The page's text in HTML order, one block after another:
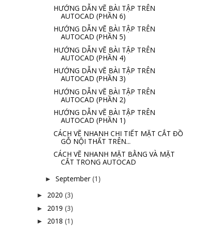
HƯỚNG DẪN VẼ BÀI TẬP TRÊN
AUTOCAD (PHẦN 6)
HƯỚNG DẪN VẼ BÀI TẬP TRÊN
AUTOCAD (PHẦN 5)
HƯỚNG DẪN VẼ BÀI TẬP TRÊN
AUTOCAD (PHẦN 4)
HƯỚNG DẪN VẼ BÀI TẬP TRÊN
AUTOCAD (PHẦN 3)
HƯỚNG DẪN VẼ BÀI TẬP TRÊN
AUTOCAD (PHẦN 2)
HƯỚNG DẪN VẼ BÀI TẬP TRÊN
AUTOCAD (PHẦN 1)
CÁCH VẼ NHANH CHI TIẾT MẶT CẮT ĐỒ
GỖ NỘI THẤT TRÊN...
CÁCH VẼ NHANH MẶT BẰNG VÀ MẶT
CẮT TRONG AUTOCAD
► September (1)
► 2020 (3)
► 2019 (3)
► 2018 (1)